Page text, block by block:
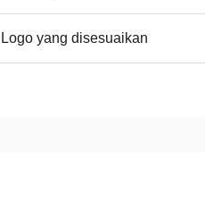
Logo yang disesuaikan